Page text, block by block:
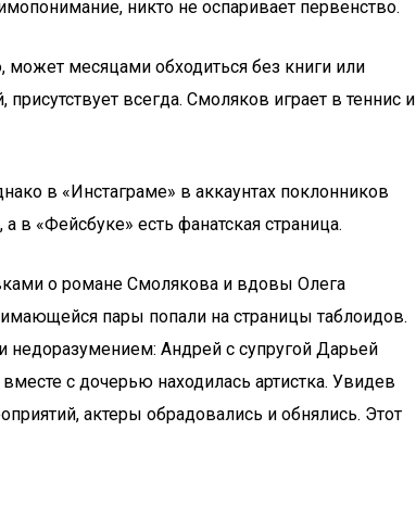
никто не оспаривает первенство.
месяцами обходиться без книги или
всегда. Смоляков играет в теннис и
в «Инстаграме» в аккаунтах поклонников
в «Фейсбуке» есть фанатская страница.
о романе Смолякова и вдовы Олега
пары попали на страницы таблоидов.
недоразумением: Андрей с супругой Дарьей
с дочерью находилась артистка. Увидев
актеры обрадовались и обнялись. Этот